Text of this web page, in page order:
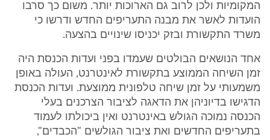
המקומיות ולכן לרוב גם הארוכות יותר. משום כך סרבו
הועדות לאשר את מבנה התעריפים החדש ודרשו כי
משרד התקשורת ובזק יכניסו שינויים בהצעה.
אחד הנושאים הבולטים שעמדו בפני ועדות הכנסת היה
זמן השיחה הממוצע בתקשורת לאינטרנט, העולה באופן
משמעותי על זמן שיחה טלפונית ממוצעת. ועדות הכנסת
הדגישו בדיוניהן את הדאגה לציבור הצרכנים בעלי
הכנסה נמוכה הגולש באינטרנט ואין ביכולתו לעמוד
בתעריפים החדשים ואת ציבור הגולשים "הכבדים",